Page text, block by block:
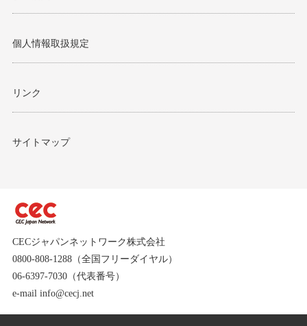
個人情報取扱規定
リンク
サイトマップ
CECジャパンネットワーク株式会社
0800-808-1288（全国フリーダイヤル）
06-6397-7030（代表番号）
e-mail info@cecj.net